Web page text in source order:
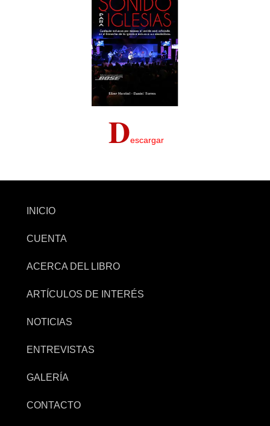
Descargar
INICIO
CUENTA
ACERCA DEL LIBRO
ARTÍCULOS DE INTERÉS
NOTICIAS
ENTREVISTAS
GALERÍA
CONTACTO